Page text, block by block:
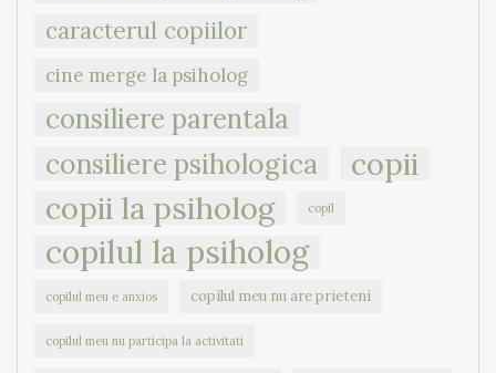
caracterul copiilor
cine merge la psiholog
consiliere parentala
consiliere psihologica copii
copii la psiholog copil
copilul la psiholog
copilul meu e anxios copilul meu nu are prieteni
copilul meu nu participa la activitati